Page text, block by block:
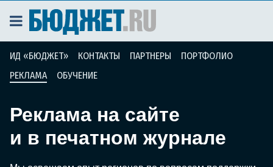
ИД «БЮДЖЕТ» КОНТАКТЫ ПАРТНЕРЫ
ПОРТФОЛИО
РЕКЛАМА
ОБУЧЕНИЕ
Реклама на сайте
и в печатном журнале